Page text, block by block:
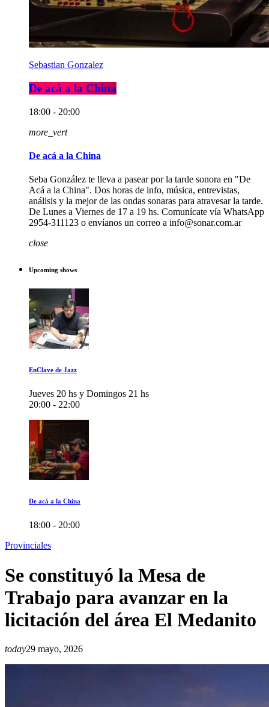
Sebastian Gonzalez
De acá a la China
18:00 - 20:00
more_vert
De acá a la China
Seba González te lleva a pasear por la tarde sonora en "De
Acá a la China". Dos horas de info, música, entrevistas,
análisis y la mejor de las ondas sonaras para atravesar la tarde.
De Lunes a Viernes de 17 a 19 hs. Comunícate vía WhatsApp
2954-311123 o envíanos un correo a info@sonar.com.ar
close
Upcoming shows
EnClave de Jazz
Jueves 20 hs y Domingos 21 hs
20:00 - 22:00
De acá a la China
18:00 - 20:00
Provinciales
Se constituyó la Mesa de
Trabajo para avanzar en la
licitación del área El Medanito
today29 mayo, 2026